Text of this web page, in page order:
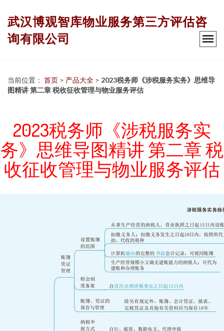
武汉博观智库物业服务第三方评估咨
询有限公司
当前位置： 首页 > 产品大全 > 2023税务师《涉税服务实务》思维导
图精讲 第二章 税收征收管理与物业服务评估
2023税务师《涉税服务实
务》思维导图精讲 第二章 税
收征收管理与物业服务评估